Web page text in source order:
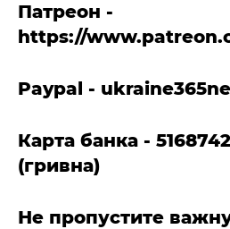
Патреон -
https://
Paypal -
Карта банка -
(гривна)
Не пропустите